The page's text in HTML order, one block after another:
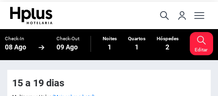
Check-In
08 Ago
Check-Out
09 Ago
Noites
1
Quartos
1
Hóspedes
2 Editar
15 a 19 dias